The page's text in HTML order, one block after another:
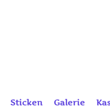
Sticken Galerie